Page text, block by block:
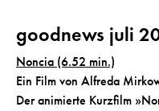
goodnews juli
Noncia (6.52 min.)
Ein Film von Alfreda
Der animierte Kurzfilm